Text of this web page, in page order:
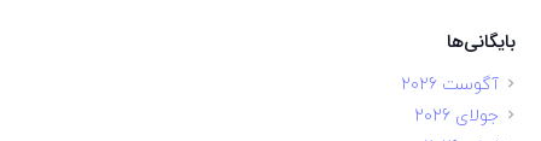
بایگانی‌ها
آگوست 2026
جولای 2026